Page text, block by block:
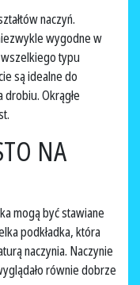
naczyń.
wygodne w
typu
są idealne do
Okrągłe
NA
mogą być stawiane
podkładka, która
naczynia. Naczynie
równie dobrze